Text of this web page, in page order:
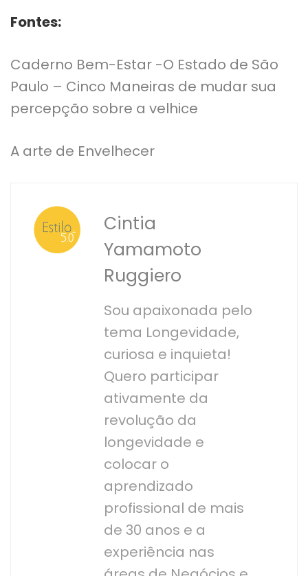
Fontes:
Caderno Bem-Estar -O Estado de São
Paulo – Cinco Maneiras de mudar sua
percepção sobre a velhice
A arte de Envelhecer
Cintia
Yamamoto
Ruggiero
Sou apaixonada pelo
tema Longevidade,
curiosa e inquieta!
Quero participar
ativamente da
revolução da
longevidade e
colocar o
aprendizado
profissional de mais
de 30 anos e a
experiência nas